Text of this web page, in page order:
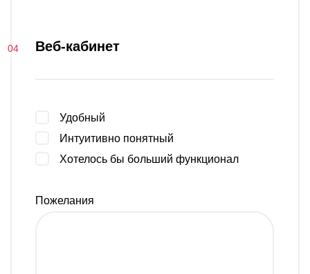
Веб-кабинет
Удобный
Интуитивно понятный
Хотелось бы больший функционал
Пожелания